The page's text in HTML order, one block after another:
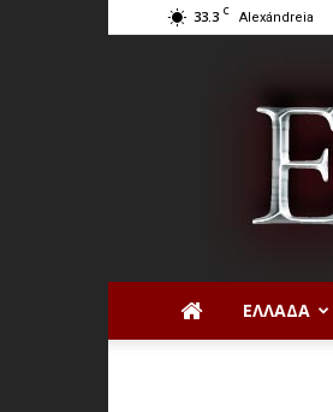
33.3 C Alexándreia
ΕΛΛΆΔΑ